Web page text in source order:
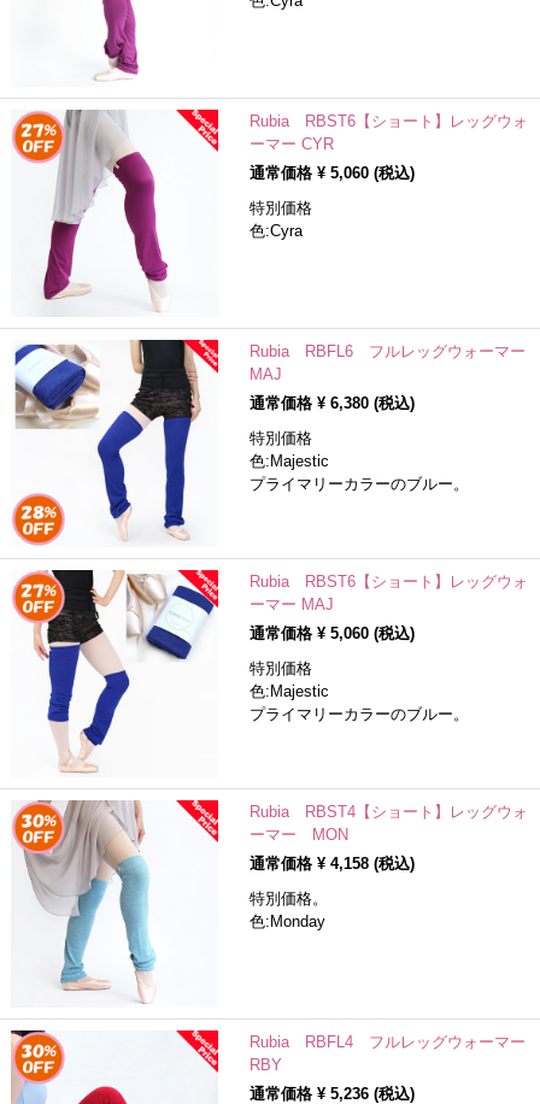
Rubia RBST6【ショート】レッグウォ
ーマー CYR
通常価格 ¥ 5,060(税込)
特別価格
色:Cyra
Rubia RBFL6 フルレッグウォーマー
MAJ
通常価格 ¥ 6,380(税込)
特別価格
色:Majestic
プライマリーカラーのブルー。
Rubia RBST6【ショート】レッグウォ
ーマー MAJ
通常価格 ¥ 5,060(税込)
特別価格
色:Majestic
プライマリーカラーのブルー。
Rubia RBST4【ショート】レッグウォ
ーマー MON
通常価格 ¥ 4,158(税込)
特別価格。
色:Monday
Rubia RBFL4 フルレッグウォーマー
RBY
通常価格 ¥ 5,236(税込)